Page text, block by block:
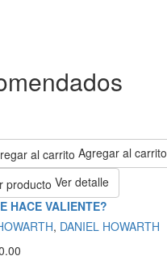
Agregar al carrito
Ver detalle
HACE VALIENTE?
, DANIEL HOWARTH